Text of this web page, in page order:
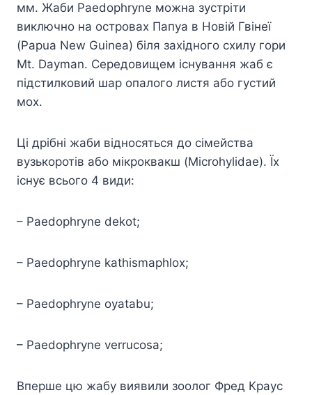
мм. Жаби Paedophryne можна зустріти
виключно на островах Папуа в Новій Гвінеї
(Papua New Guinea) біля західного схилу гори
Mt. Dayman. Середовищем існування жаб є
підстилковий шар опалого листя або густий
мох.
Ці дрібні жаби відносяться до сімейства
вузькоротів або мікроквакш (Microhylidae). Їх
існує всього 4 види:
– Paedophryne dekot;
– Paedophryne kathismaphlox;
– Paedophryne oyatabu;
– Paedophryne verrucosa;
Вперше цю жабу виявили зоолог Фред Краус